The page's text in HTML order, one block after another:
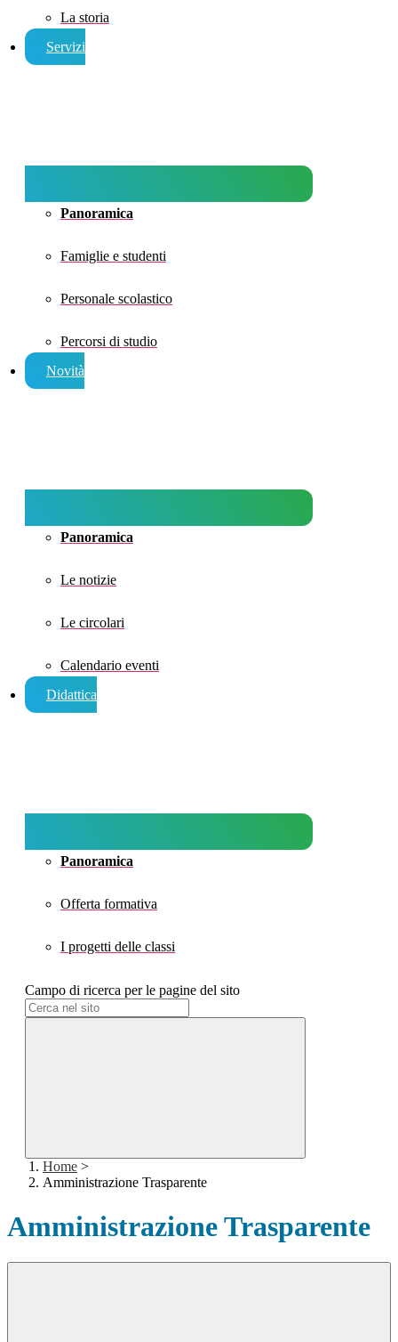
La storia
Servizi
Panoramica
Famiglie e studenti
Personale scolastico
Percorsi di studio
Novità
Panoramica
Le notizie
Le circolari
Calendario eventi
Didattica
Panoramica
Offerta formativa
I progetti delle classi
Campo di ricerca per le pagine del sito
Home >
Amministrazione Trasparente
Amministrazione Trasparente